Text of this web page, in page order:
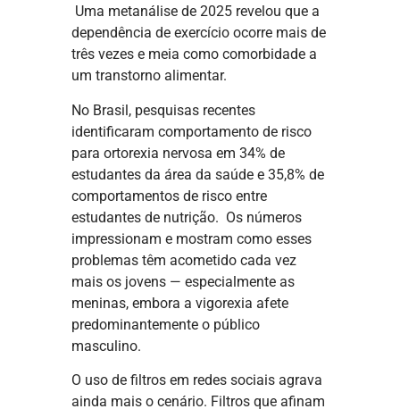
Uma metanálise de 2025 revelou que a
dependência de exercício ocorre mais de
três vezes e meia como comorbidade a
um transtorno alimentar.
No Brasil, pesquisas recentes
identificaram comportamento de risco
para ortorexia nervosa em 34% de
estudantes da área da saúde e 35,8% de
comportamentos de risco entre
estudantes de nutrição. Os números
impressionam e mostram como esses
problemas têm acometido cada vez
mais os jovens — especialmente as
meninas, embora a vigorexia afete
predominantemente o público
masculino.
O uso de filtros em redes sociais agrava
ainda mais o cenário. Filtros que afinam